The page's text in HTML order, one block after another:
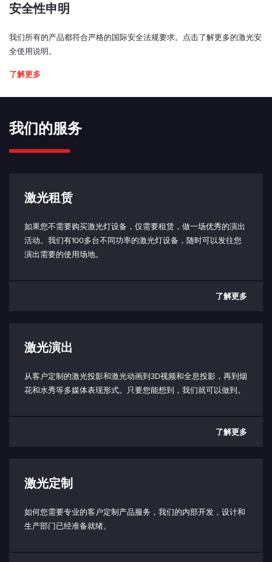
安全性申明
我们所有的产品都符合严格的国际安全法规要求。点击了解更多的激光安
全使用说明。
了解更多
我们的服务
激光租赁
如果您不需要购买激光灯设备，仅需要租赁，做一场优秀的演出
活动。我们有100多台不同功率的激光灯设备，随时可以发往您
演出需要的使用场地。
了解更多
激光演出
从客户定制的激光投影和激光动画到3D视频和全息投影，再到烟
花和水秀等多媒体表现形式。只要您能想到，我们就可以做到。
了解更多
激光定制
如何您需要专业的客户定制产品服务，我们的内部开发，设计和
生产部门已经准备就绪。